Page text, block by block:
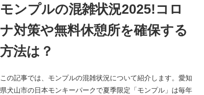
モンプルの混雑状況2025!コロ
ナ対策や無料休憩所を確保する
方法は？
この記事では、モンプルの混雑状況について紹介します。愛知
県犬山市の日本モンキーパークで夏季限定「モンプル」は毎年